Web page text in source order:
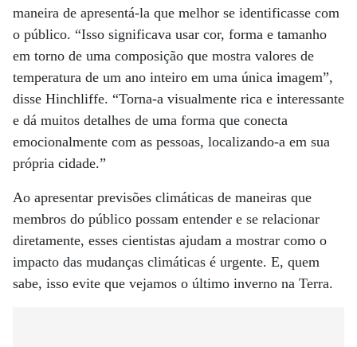
maneira de apresentá-la que melhor se identificasse com
o público. “Isso significava usar cor, forma e tamanho
em torno de uma composição que mostra valores de
temperatura de um ano inteiro em uma única imagem”,
disse Hinchliffe. “Torna-a visualmente rica e interessante
e dá muitos detalhes de uma forma que conecta
emocionalmente com as pessoas, localizando-a em sua
própria cidade.”
Ao apresentar previsões climáticas de maneiras que
membros do público possam entender e se relacionar
diretamente, esses cientistas ajudam a mostrar como o
impacto das mudanças climáticas é urgente. E, quem
sabe, isso evite que vejamos o último inverno na Terra.